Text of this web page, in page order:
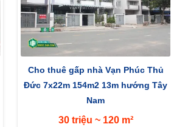
Cho thuê gấp nhà Vạn Phúc Thủ
Đức 7x22m 154m2 13m hướng Tây
Nam
30 triệu ~ 120 m²